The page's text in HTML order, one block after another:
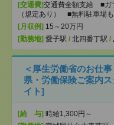
[交通費]交通費全額支給 ■ガ
（規定あり） ■無料駐車場
[月収例] 15～20万円
[勤務地] 愛子駅 / 北四番丁駅 /
＜厚生労働省のお仕
県・労働保険ご案内
イト]
[給 与] 時給1,300円～